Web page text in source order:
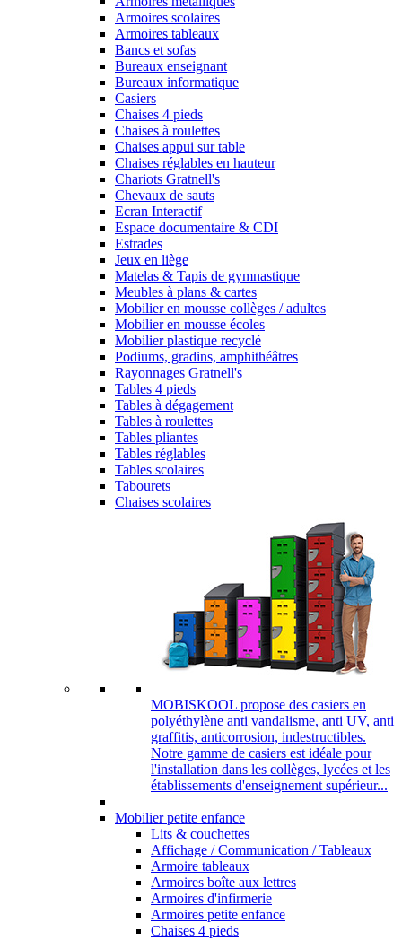
Armoires scolaires
Armoires tableaux
Bancs et sofas
Bureaux enseignant
Bureaux informatique
Casiers
Chaises 4 pieds
Chaises à roulettes
Chaises appui sur table
Chaises réglables en hauteur
Chariots Gratnell's
Chevaux de sauts
Ecran Interactif
Espace documentaire & CDI
Estrades
Jeux en liège
Matelas & Tapis de gymnastique
Meubles à plans & cartes
Mobilier en mousse collèges / adultes
Mobilier en mousse écoles
Mobilier plastique recyclé
Podiums, gradins, amphithéâtres
Rayonnages Gratnell's
Tables 4 pieds
Tables à dégagement
Tables à roulettes
Tables pliantes
Tables réglables
Tables scolaires
Tabourets
Chaises scolaires
MOBISKOOL propose des casiers en
polyéthylène anti vandalisme, anti UV, anti
graffitis, anticorrosion, indestructibles.
Notre gamme de casiers est idéale pour
l'installation dans les collèges, lycées et les
établissements d'enseignement supérieur...
Mobilier petite enfance
Lits & couchettes
Affichage / Communication / Tableaux
Armoire tableaux
Armoires boîte aux lettres
Armoires d'infirmerie
Armoires petite enfance
Chaises 4 pieds